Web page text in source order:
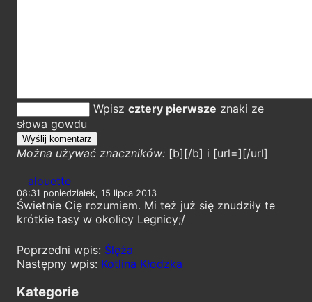
Wpisz cztery pierwsze znaki ze
słowa gowdu
Można używać znaczników: [b][/b] i [url=][/url]
alouette
08:31 poniedziałek, 15 lipca 2013
Świetnie Cię rozumiem. Mi też już się znudziły te
krótkie tasy w okolicy Legnicy;/
Ślęża
Kotlina Kłodzka
Kategorie